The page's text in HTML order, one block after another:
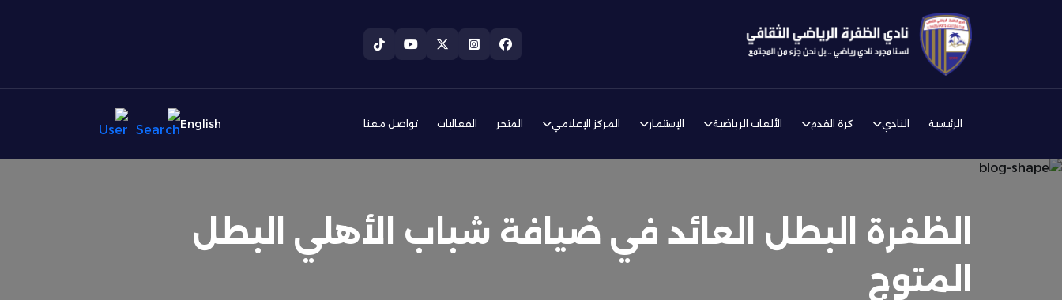
الرئيسية النادي كرة القدم الألعاب الرياضية الإستثمار المركز الإعلامي المتجر الفعاليات تواصل معنا English
الظفرة البطل العائد في ضيافة شباب الأهلي البطل
المتوج